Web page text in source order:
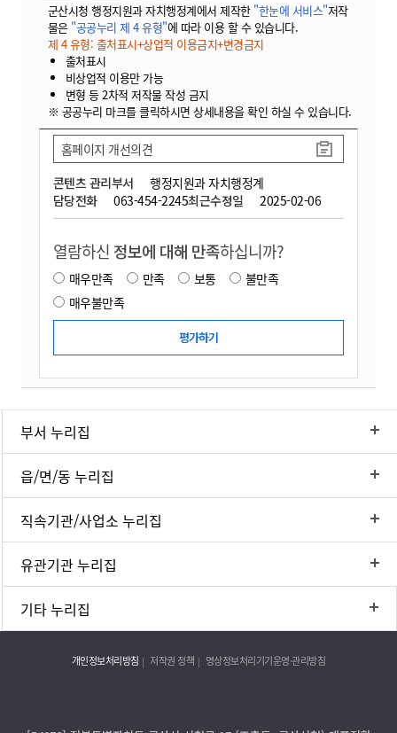
군산시청 행정지원과 자치행정계에서 제작한 "한눈에 서비스"저작
물은 "공공누리 제 4 유형"에 따라 이용 할 수 있습니다.
제 4 유형: 출처표시+상업적 이용금지+변경금지
출처표시
비상업적 이용만 가능
변형 등 2차적 저작물 작성 금지
※ 공공누리 마크를 클릭하시면 상세내용을 확인 하실 수 있습니다.
콘텐츠 관리부서
행정지원과 자치행정계
담당전화
063-454-2245최근수정일 2025-02-06
홈페이지 개선의견
열람하신 정보에 대해 만족하십니까?
매우만족 만족 보통
불만족
매우불만족
부서 누리집
읍/면/동 누리집
직속기관/사업소 누리집
유관기관 누리집
기타 누리집
개인정보처리방침 저작권 정책 영상정보처리기기운영·관리방침